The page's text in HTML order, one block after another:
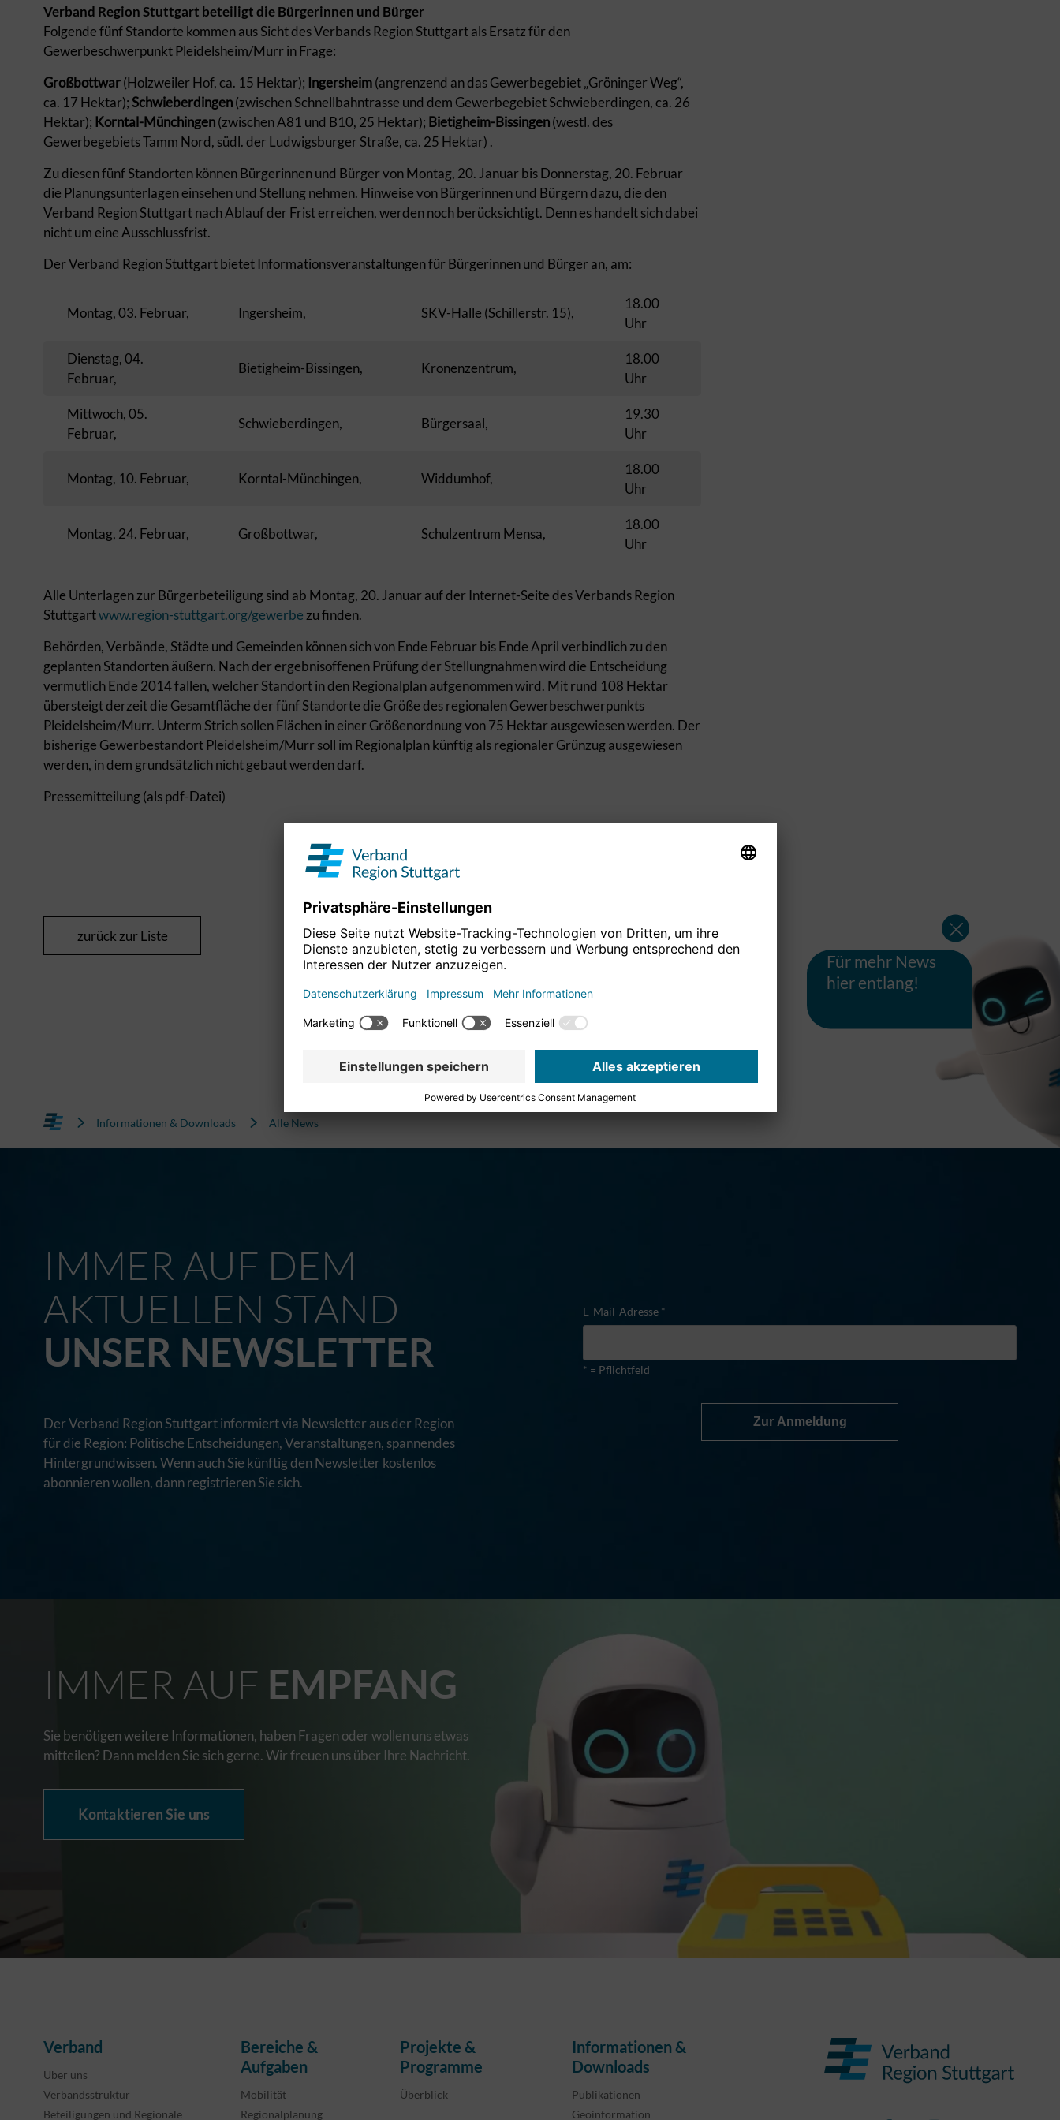
Verband Region Stuttgart beteiligt die Bürgerinnen und Bürger
Folgende fünf Standorte kommen aus Sicht des Verbands Region Stuttgart als Ersatz für den
Gewerbeschwerpunkt Pleidelsheim/Murr in Frage:
Großbottwar(Holzweiler Hof, ca. 15 Hektar); Ingersheim(angrenzend an das Gewerbegebiet „Gröninger Weg“,
ca. 17 Hektar); Schwieberdingen(zwischen Schnellbahntrasse und dem Gewerbegebiet Schwieberdingen, ca. 26
Hektar); Korntal-Münchingen(zwischen A81 und B10, 25 Hektar); Bietigheim-Bissingen(westl. des
Gewerbegebiets Tamm Nord, südl. der Ludwigsburger Straße, ca. 25 Hektar) .
Zu diesen fünf Standorten können Bürgerinnen und Bürger von Montag, 20. Januar bis Donnerstag, 20. Februar
die Planungsunterlagen einsehen und Stellung nehmen. Hinweise von Bürgerinnen und Bürgern dazu, die den
Verband Region Stuttgart nach Ablauf der Frist erreichen, werden noch berücksichtigt. Denn es handelt sich dabei
nicht um eine Ausschlussfrist.
Der Verband Region Stuttgart bietet Informationsveranstaltungen für Bürgerinnen und Bürger an, am:
Montag, 03. Februar, Ingersheim, SKV-Halle (Schillerstr. 15),
18.00
Uhr
Dienstag, 04.
Februar,
Bietigheim-Bissingen, Kronenzentrum,
18.00
Uhr
Mittwoch, 05.
Februar,
Schwieberdingen, Bürgersaal,
19.30
Uhr
Montag, 10. Februar, Korntal-Münchingen, Widdumhof,
18.00
Uhr
Montag, 24. Februar, Großbottwar, Schulzentrum Mensa,
18.00
Uhr
Alle Unterlagen zur Bürgerbeteiligung sind ab Montag, 20. Januar auf der Internet-Seite des Verbands Region
Stuttgartwww.region-stuttgart.org/gewerbe zu finden.
Behörden, Verbände, Städte und Gemeinden können sich von Ende Februar bis Ende April verbindlich zu den
geplanten Standorten äußern. Nach der ergebnisoffenen Prüfung der Stellungnahmen wird die Entscheidung
vermutlich Ende 2014 fallen, welcher Standort in den Regionalplan aufgenommen wird. Mit rund 108 Hektar
übersteigt derzeit die Gesamtfläche der fünf Standorte die Größe des regionalen Gewerbeschwerpunkts
Pleidelsheim/Murr. Unterm Strich sollen Flächen in einer Größenordnung von 75 Hektar ausgewiesen werden. Der
bisherige Gewerbestandort Pleidelsheim/Murr soll im Regionalplan künftig als regionaler Grünzug ausgewiesen
werden, in dem grundsätzlich nicht gebaut werden darf.
Pressemitteilung (als pdf-Datei)
zurück zur Liste
Für mehr News
hier entlang!
Informationen & Downloads Alle News
IMMER AUF DEM
AKTUELLEN STAND
UNSER NEWSLETTER
Der Verband Region Stuttgart informiert via Newsletter aus der Region
für die Region: Politische Entscheidungen, Veranstaltungen, spannendes
Hintergrundwissen. Wenn auch Sie künftig den Newsletter kostenlos
abonnieren wollen, dann registrieren Sie sich.
E-Mail-Adresse *
* = Pflichtfeld
Zur Anmeldung
IMMER AUF EMPFANG
Sie benötigen weitere Informationen, haben Fragen oder wollen uns etwas
mitteilen? Dann melden Sie sich gerne. Wir freuen uns über Ihre Nachricht.
Kontaktieren Sie uns
Verband
Über uns
Verbandsstruktur
Beteiligungen und Regionale
Bereiche &
Aufgaben
Mobilität
Regionalplanung
Projekte &
Programme
Überblick
Informationen &
Downloads
Publikationen
Geoinformation